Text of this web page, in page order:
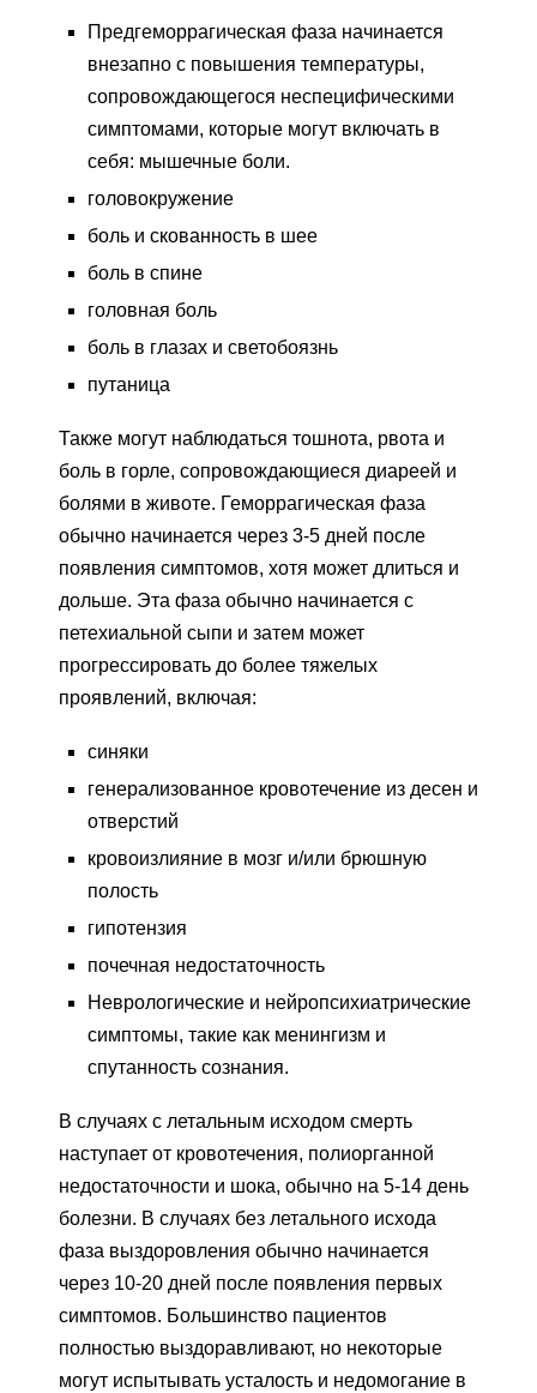
Предгеморрагическая фаза начинается
внезапно с повышения температуры,
сопровождающегося неспецифическими
симптомами, которые могут включать в
себя: мышечные боли.
головокружение
боль и скованность в шее
боль в спине
головная боль
боль в глазах и светобоязнь
путаница
Также могут наблюдаться тошнота, рвота и
боль в горле, сопровождающиеся диареей и
болями в животе. Геморрагическая фаза
обычно начинается через 3-5 дней после
появления симптомов, хотя может длиться и
дольше. Эта фаза обычно начинается с
петехиальной сыпи и затем может
прогрессировать до более тяжелых
проявлений, включая:
синяки
генерализованное кровотечение из десен и
отверстий
кровоизлияние в мозг и/или брюшную
полость
гипотензия
почечная недостаточность
Неврологические и нейропсихиатрические
симптомы, такие как менингизм и
спутанность сознания.
В случаях с летальным исходом смерть
наступает от кровотечения, полиорганной
недостаточности и шока, обычно на 5-14 день
болезни. В случаях без летального исхода
фаза выздоровления обычно начинается
через 10-20 дней после появления первых
симптомов. Большинство пациентов
полностью выздоравливают, но некоторые
могут испытывать усталость и недомогание в